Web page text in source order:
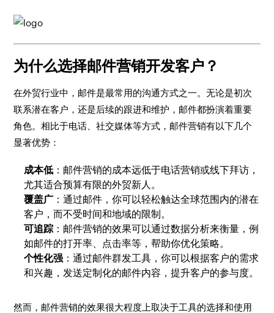
为什么选择邮件营销开发客户？
在外贸行业中，邮件是最常用的沟通方式之一。无论是初次
联系潜在客户，还是后续的跟进和维护，邮件都扮演着重要
角色。相比于电话、社交媒体等方式，邮件营销有以下几个
显著优势：
成本低 ：邮件营销的成本远低于电话营销或线下拜访，
尤其适合预算有限的外贸新人。
覆盖广 ：通过邮件，你可以轻松触达全球范围内的潜在
客户，而不受时间和地域的限制。
可追踪 ：邮件营销的效果可以通过数据分析来衡量，例
如邮件的打开率、点击率等，帮助你优化策略。
个性化强 ：通过邮件群发工具，你可以根据客户的需求
和兴趣，发送定制化的邮件内容，提升客户的参与度。
然而，邮件营销的效果很大程度上取决于工具的选择和使用